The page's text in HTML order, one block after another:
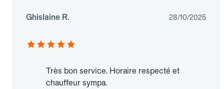
Ghislaine R. 28/10/2025
Très bon service. Horaire respecté et
chauffeur sympa.